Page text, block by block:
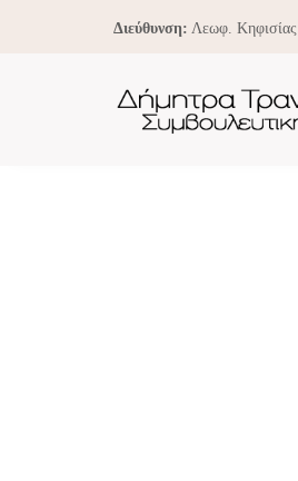
Διεύθυνση: Λεωφ.